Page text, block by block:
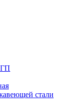
стали